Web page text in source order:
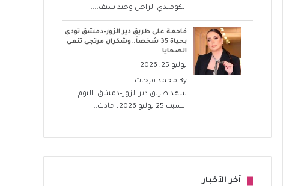
الكوميدي الراحل وحيد سيف،...
فاجعة على طريق دير الزور–دمشق تودي
بحياة 35 شخصاً..وشكران مرتجى تنعى
الضحايا
يوليو 25, 2026
By محمد فرحات
شهد طريق دير الزور–دمشق، اليوم
السبت 25 يوليو 2026، حادث...
آخر الأخبار